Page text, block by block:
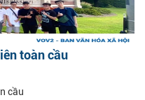
toàn cầu
cầu